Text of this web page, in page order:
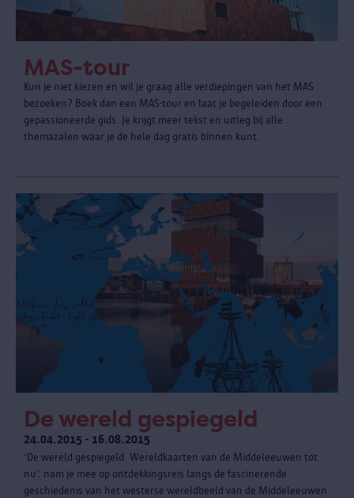
MAS-tour
Kun je niet kiezen en wil je graag alle verdiepingen van het MAS
bezoeken? Boek dan een MAS-tour en laat je begeleiden door een
gepassioneerde gids. Je krijgt meer tekst en uitleg bij alle
themazalen waar je de hele dag gratis binnen kunt.
De wereld gespiegeld
24.04.2015 - 16.08.2015
‘De wereld gespiegeld. Wereldkaarten van de Middeleeuwen tot
nu’. nam je mee op ontdekkingsreis langs de fascinerende
geschiedenis van het westerse wereldbeeld van de Middeleeuwen